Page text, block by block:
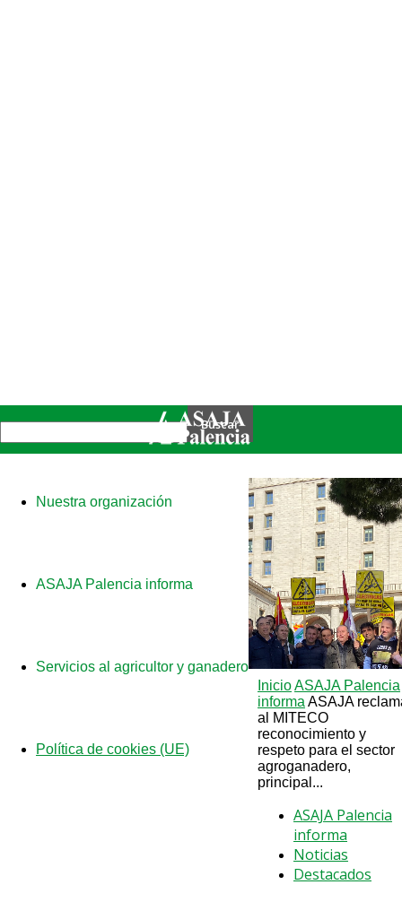
Nuestra organización
ASAJA Palencia informa
Servicios al agricultor y ganadero
Política de cookies (UE)
InicioASAJA Palencia
informa ASAJA
al MITECO
reconocimiento y
respeto para el sector
agroganadero,
principal...
ASAJA Palencia
informa
Noticias
Destacados